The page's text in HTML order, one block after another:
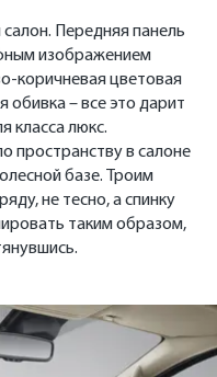
Передняя панель
изображением
коричневая цветовая
обивка – все это дарит
класса люкс.
пространству в салоне
базе. Троим
не тесно, а спинку
таким образом,